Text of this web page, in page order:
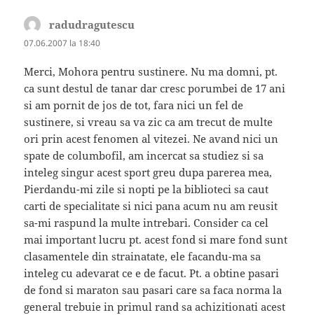
radudragutescu
07.06.2007 la 18:40
Merci, Mohora pentru sustinere. Nu ma domni, pt.
ca sunt destul de tanar dar cresc porumbei de 17 ani
si am pornit de jos de tot, fara nici un fel de
sustinere, si vreau sa va zic ca am trecut de multe
ori prin acest fenomen al vitezei. Ne avand nici un
spate de columbofil, am incercat sa studiez si sa
inteleg singur acest sport greu dupa parerea mea,
Pierdandu-mi zile si nopti pe la biblioteci sa caut
carti de specialitate si nici pana acum nu am reusit
sa-mi raspund la multe intrebari. Consider ca cel
mai important lucru pt. acest fond si mare fond sunt
clasamentele din strainatate, ele facandu-ma sa
inteleg cu adevarat ce e de facut. Pt. a obtine pasari
de fond si maraton sau pasari care sa faca norma la
general trebuie in primul rand sa achizitionati acest